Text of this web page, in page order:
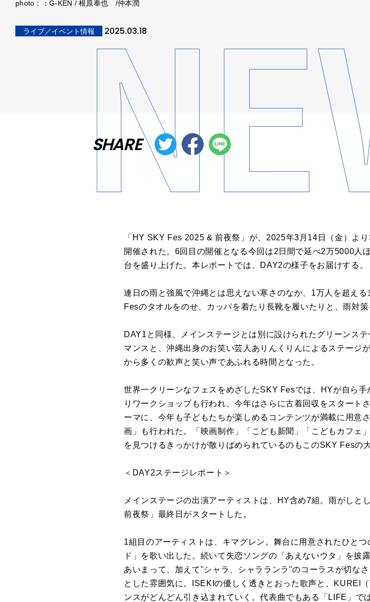
photo：：G-KEN / 根原奉也 /仲本潤
ライブ／イベント情報 2025.03.18
SHARE
「HY SKY Fes 2025 & 前夜祭」が、2025年3月14日（金）よ
開催された。6回目の開催となる今回は2日間で延べ2万5000人
台を盛り上げた。本レポートでは、DAY2の様子をお届けする。
連日の雨と強風で沖縄とは思えない寒さのなか、1万人を超え
Fesのタオルをのせ、カッパを着たり長靴を履いたりと、雨対
DAY1と同様、メインステージとは別に設けられたグリーンス
マンスと、沖縄出身のお笑い芸人ありんくりんによるステージ
から多くの歓声と笑い声であふれる時間となった。
世界一クリーンなフェスをめざしたSKY Fesでは、HYが自ら
りワークショップも行われ、今年はさらに古着回収をスタート
ーマに、今年も子どもたちが楽しめるコンテンツが満載に用
画」も行われた。「映画制作」「こども新聞」「こどもカフェ
を見つけるきっかけが散りばめられているのもこのSKY Fesの
＜DAY2ステージレポート＞
メインステージの出演アーティストは、HY含め7組。雨がし
前夜祭」最終日がスタートした。
1組目のアーティストは、キマグレン。舞台に用意されたひと
ド」を歌い出した。続いて失恋ソングの「あえないウタ」を披
あいまって、加えて"シャラ、シャラランラ"のコーラスが切な
とした雰囲気に。ISEKIの優しく透きとおった歌声と、KUREI
ンスがどんどん引き込まれていく。代表曲でもある「LIFE」で